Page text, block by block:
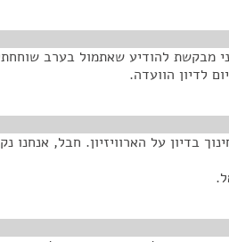
מבקשת להודיע שאתמול בערב
לדיון הוועדה.
בדיון על הארוויזיון. חבל, אנחנו